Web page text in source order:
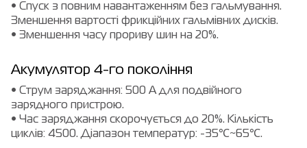
• Спуск з повним навантаженням без гальмування.
Зменшення вартості фрикційних гальмівних дисків.
• Зменшення часу прориву шин на 20%.
Акумулятор 4-го покоління
• Струм заряджання: 500 А для подвійного
зарядного пристрою.
• Час заряджання скорочується до 20%. Кількість
циклів: 4500. Діапазон температур: -35℃~65℃.